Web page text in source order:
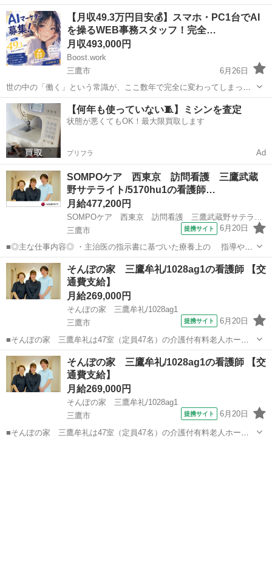
大工さんを募集しています。 主に木造住宅のリフォーム・新築工事を
行っています。 現場は東京都内・多摩地区を中心にあります。 【募集
内容】 ・一人親方の方 ・応...
東京 三鷹市 三鷹台駅 大工
【月収49.3万円目安💰】スマホ・PC1台でAI
を操るWEB事務スタッフ！完全…
月収493,000円
Boost.work
三鷹市
6月26日
世の中の「働く」という常識が、ここ数年で完全に変わってしまって
いることに気づいていますか？同じようにパソコンやスマートフォン
に向かって作業をしているのに、ある人は毎月手取り20万円で頭打ち
になり、またある人は自宅にいながら月...
東京 三鷹市 事業企画
【何年も使っていない🧵】ミシンを査定
状態が悪くてもOK！最大限買取します
プリフラ Ad
SOMPOケア 西東京 訪問看護 三鷹武蔵
野サテライト/5170hu1の看護師…
月給477,200円
三鷹市
提携サイト 6月20日
■◎主な仕事内容◎ ・主治医の指示書に基づいた療養上の 指導や医
療処置、モニタリング ・利用者、家族様へのサービスのご説明と契約
・介護職、ケアマネジャー、医師等の 連携職種、機関との情報連携
・スタッフ教育 ・事業所の...
東京 三鷹市
そんぽの家 三鷹牟礼/1028ag1の看護師 【交
通費支給】
月給269,000円
そんぽの家 三鷹牟礼/1028ag1
三鷹市
提携サイト 6月20日
■そんぽの家 三鷹牟礼は47室（定員47名）の介護付有料老人ホーム
です。～主なお仕事～・ご入居者さまの健康管理・急変時の対応・往
診医や薬剤師との連携・服薬管理・医療行為インスリン注射、血糖測
定、経管栄養、CVポート、気管内吸...
東京 三鷹市
そんぽの家 三鷹牟礼/1028ag1の看護師 【交
通費支給】
月給269,000円
そんぽの家 三鷹牟礼/1028ag1
三鷹市
提携サイト 6月20日
■そんぽの家 三鷹牟礼は47室（定員47名）の介護付有料老人ホーム